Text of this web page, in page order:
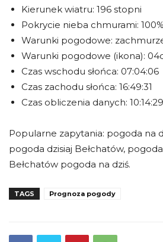
Kierunek wiatru: 196 stopni
Pokrycie nieba chmurami: 100%
Warunki pogodowe:
Warunki pogodowe (ikona):
Czas wschodu słońca: 07:04:06
Czas zachodu słońca: 16:49:31
Czas obliczenia danych: 10:14:29
Popularne zapytania: pogoda na
pogoda dzisiaj Bełchatów,
Bełchatów pogoda na dziś.
TAGS Prognoza pogody